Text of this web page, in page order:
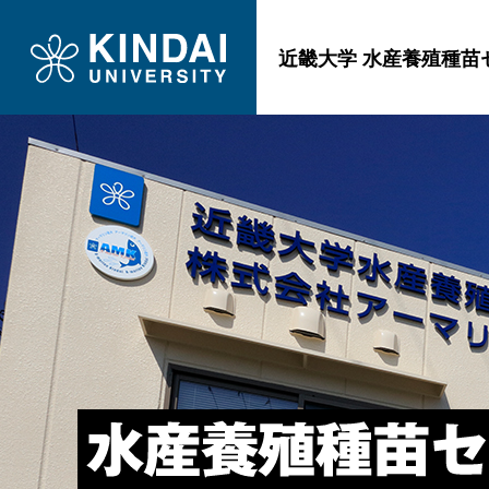
近畿大学 水産養殖種苗